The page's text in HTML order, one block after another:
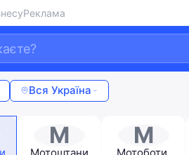
Реклама
Вся Україна
М М